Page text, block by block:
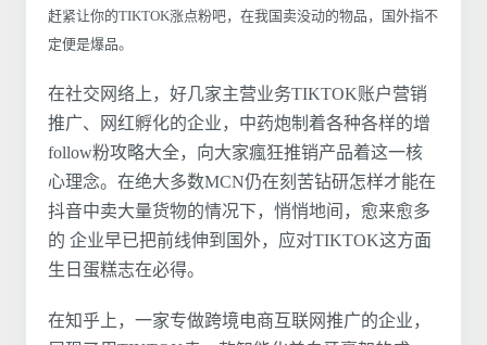
赶紧让你的TIKTOK涨点粉吧，在我国卖没动的物品，国外指不
定便是爆品。
在社交网络上，好几家主营业务TIKTOK账户营销
推广、网红孵化的企业，中药炮制着各种各样的增
follow粉攻略大全，向大家瘋狂推销产品着这一核
心理念。在绝大多数MCN仍在刻苦钻研怎样才能在
抖音中卖大量货物的情况下，悄悄地间，愈来愈多
的 企业早已把前线伸到国外，应对TIKTOK这方面
生日蛋糕志在必得。
在知乎上，一家专做跨境电商互联网推广的企业，